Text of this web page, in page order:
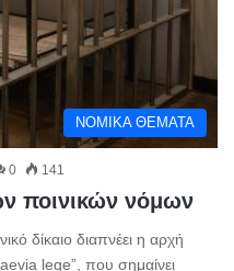
NOMIKA ΘΕΜΑΤΑ
0 141
ποινικών νόμων
δίκαιο διαπνέει η αρχή
lege”, που σημαίνει